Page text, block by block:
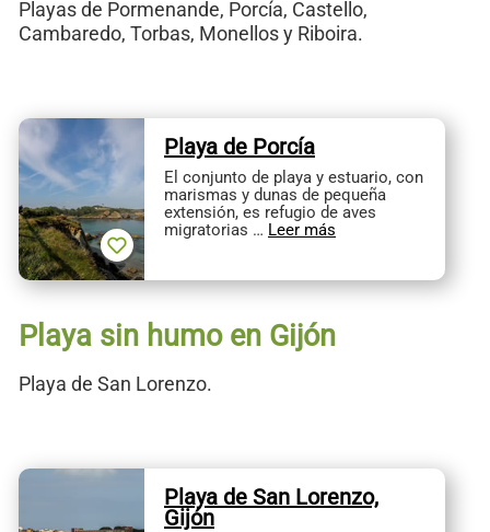
Playas de Pormenande, Porcía, Castello,
Cambaredo, Torbas, Monellos y Riboira.
Playa de Porcía
El conjunto de playa y estuario, con
marismas y dunas de pequeña
extensión, es refugio de aves
migratorias … Leer más
Playa sin humo en Gijón
Playa de San Lorenzo.
Playa de San Lorenzo,
Gijón